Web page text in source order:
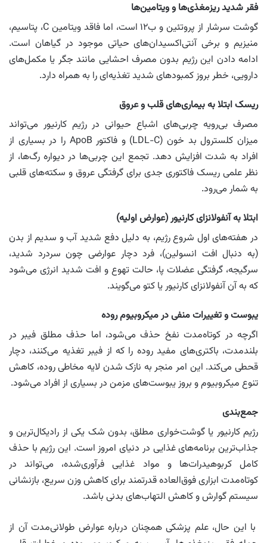
فقر شدید ریزمغذی‌ها و ویتامین‌ها
گوشت سرشار از پروتئین و ب۱۲ است، اما فاقد ویتامین C، پتاسیم،
منیزیم و برخی آنتی‌اکسیدان‌های حیاتی موجود در گیاهان است.
ادامه دادن این رژیم بدون مصرف احشایی مانند جگر یا مکمل‌های
دارویی، خطر بروز کمبودهای شدید تغذیه‌ای را به همراه دارد.
ریسک ابتلا به بیماری‌های قلب و عروق
مصرف بی‌رویه چربی‌های اشباع حیوانی در رژیم کارنیور می‌تواند
میزان کلسترول بد خون (LDL-C) و فاکتور ApoB را در بسیاری از
افراد به شدت افزایش دهد. تجمع این چربی‌ها در دیواره رگ‌ها، از
نظر علمی ریسک فاکتوری جدی برای گرفتگی عروق و سکته‌های قلبی
به شمار می‌رود.
ابتلا به آنفولانزای کارنیور (عوارض اولیه)
در هفته‌های اول شروع رژیم، به دلیل دفع شدید آب و سدیم از بدن
(به دنبال افت انسولین)، فرد دچار عوارضی چون سردرد شدید،
سرگیجه، گرفتگی عضلات پا، حالت تهوع و افت شدید انرژی می‌شود
که به آن آنفولانزای کارنیور یا کتو می‌گویند.
یبوست و تغییرات منفی در میکروبیوم روده
اگرچه در کوتاه‌مدت نفخ حذف می‌شود، اما حذف مطلق فیبر در
بلندمدت، باکتری‌های مفید روده را که از فیبر تغذیه می‌کنند، دچار
قحطی می‌کند. این امر منجر به نازک شدن لایه مخاطی روده، کاهش
تنوع میکروبیوم و بروز یبوست‌های مزمن در بسیاری از افراد می‌شود.
جمع‌بندی
رژیم کارنیور یا گوشت‌خواری مطلق، بدون شک یکی از رادیکال‌ترین و
جذاب‌ترین برنامه‌های غذایی در دنیای امروز است. این رژیم با حذف
کامل کربوهیدرات‌ها و مواد غذایی فرآوری‌شده، می‌تواند در
کوتاه‌مدت ابزاری فوق‌العاده قدرتمند برای کاهش وزن سریع، بازنشانی
سیستم گوارش و کاهش التهاب‌های بدنی باشد.
با این حال، علم پزشکی همچنان درباره عوارض طولانی‌مدت آن از